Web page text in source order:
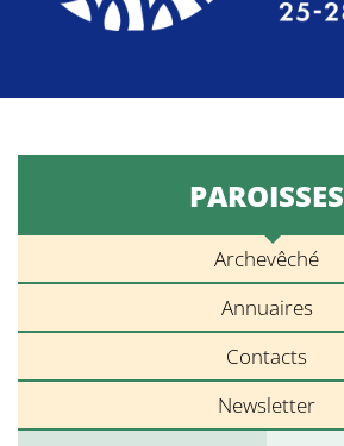
PAROISSES
Archevêché
Annuaires
Contacts
Newsletter